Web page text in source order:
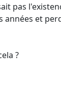
pas
années et
?